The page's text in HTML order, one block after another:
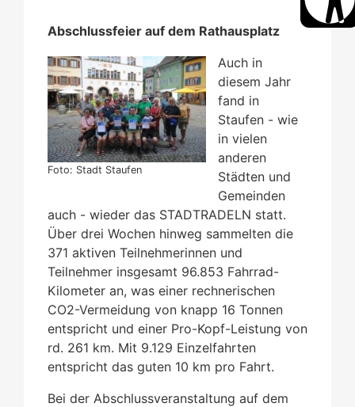
Abschlussfeier auf dem Rathausplatz
Foto: Stadt Staufen
Auch in
diesem Jahr
fand in
Staufen - wie
in vielen
anderen
Städten und
Gemeinden
auch - wieder das STADTRADELN statt.
Über drei Wochen hinweg sammelten die
371 aktiven Teilnehmerinnen und
Teilnehmer insgesamt 96.853 Fahrrad-
Kilometer an, was einer rechnerischen
CO2-Vermeidung von knapp 16 Tonnen
entspricht und einer Pro-Kopf-Leistung von
rd. 261 km. Mit 9.129 Einzelfahrten
entspricht das guten 10 km pro Fahrt.
Bei der Abschlussveranstaltung auf dem